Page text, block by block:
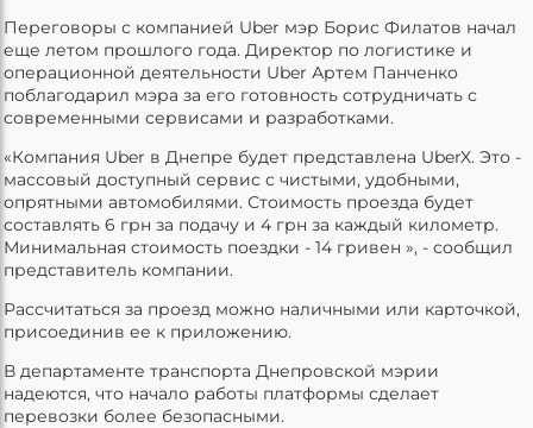
Переговоры с компанией Uber мэр Борис Филатов начал
еще летом прошлого года. Директор по логистике и
операционной деятельности Uber Артем Панченко
поблагодарил мэра за его готовность сотрудничать с
современными сервисами и разработками.
«Компания Uber в Днепре будет представлена UberX. Это -
массовый доступный сервис с чистыми, удобными,
опрятными автомобилями. Стоимость проезда будет
составлять 6 грн за подачу и 4 грн за каждый километр.
Минимальная стоимость поездки - 14 гривен », - сообщил
представитель компании.
Рассчитаться за проезд можно наличными или карточкой,
присоединив ее к приложению.
В департаменте транспорта Днепровской мэрии
надеются, что начало работы платформы сделает
перевозки более безопасными.